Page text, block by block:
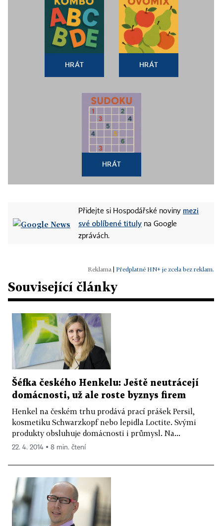
HRÁT HRÁT
HRÁT
Přidejte si Hospodářské noviny mezi
své oblíbené tituly na Google
zprávách.
Předplatné HN+ je zcela bez reklam.
Související články
Šéfka českého Henkelu: Ještě neutrácejí
domácnosti, už ale roste byznys firem
Henkel na českém trhu prodává prací prášek Persil,
kosmetiku Schwarzkopf nebo lepidla Loctite. Svými
produkty obsluhuje domácnosti i průmysl. Na...
22. 4. 2014 ▪ 8 min. čtení